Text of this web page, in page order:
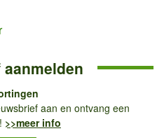
aan en ontvang een
>>meer info